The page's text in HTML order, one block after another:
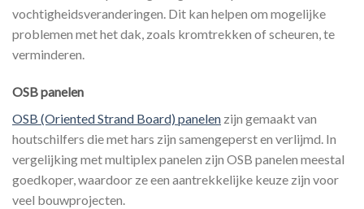
vochtigheidsveranderingen. Dit kan helpen om mogelijke
problemen met het dak, zoals kromtrekken of scheuren, te
verminderen.
OSB panelen
OSB (Oriented Strand Board) panelen zijn gemaakt van
houtschilfers die met hars zijn samengeperst en verlijmd. In
vergelijking met multiplex panelen zijn OSB panelen meestal
goedkoper, waardoor ze een aantrekkelijke keuze zijn voor
veel bouwprojecten.